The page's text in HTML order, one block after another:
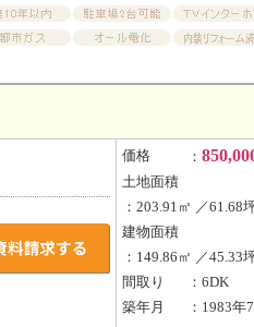
価格 ：
土地面積
：203.91㎡ ／61.68
建物面積
：149.86㎡ ／45.33
間取り
：6DK
築年月
：1983年